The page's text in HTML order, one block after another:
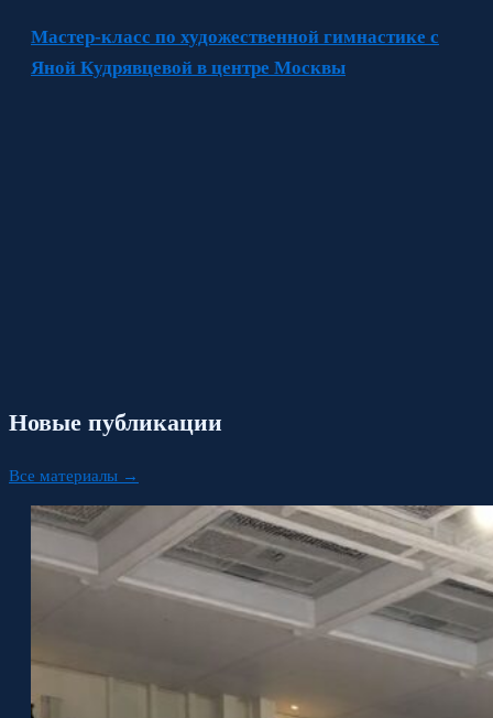
Мастер-класс по художественной гимнастике с
Яной Кудрявцевой в центре Москвы
Новые публикации
Все материалы →